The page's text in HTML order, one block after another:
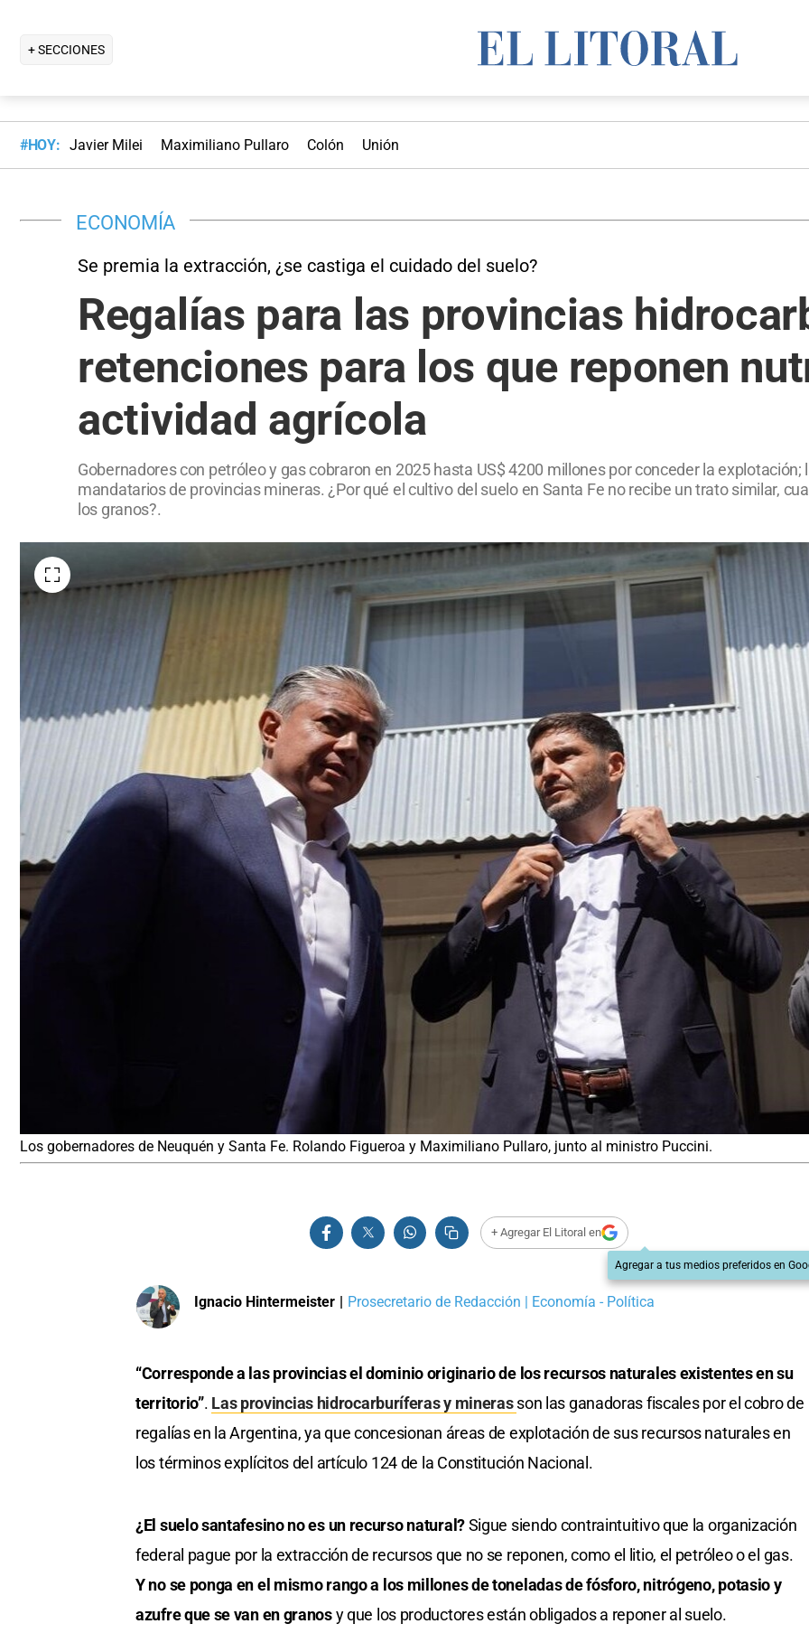
+ SECCIONES
#HOY: Javier Milei Maximiliano Pullaro Colón Unión
ECONOMÍA
Se premia la extracción, ¿se castiga el cuidado del suelo?
Regalías para las provincias
retenciones para los que reponen
actividad agrícola
Gobernadores con petróleo y gas cobraron en 2025 hasta US$ 4200 millones por conceder la
mandatarios de provincias mineras. ¿Por qué el cultivo del suelo en Santa Fe no recibe un trato similar,
los granos?.
Los gobernadores de Neuquén y Santa Fe. Rolando Figueroa y Maximiliano Pullaro, junto al ministro Puccini.
+ Agregar El Litoral en
Agregar a tus medios preferidos en
Ignacio Hintermeister | Prosecretario de Redacción | Economía - Política
“Corresponde a las provincias el dominio originario de los recursos naturales existentes en su
territorio”. Las provincias hidrocarburíferas y minerasson las ganadoras fiscales por el cobro de
regalías en la Argentina, ya que concesionan áreas de explotación de sus recursos naturales en
los términos explícitos del artículo 124 de la Constitución Nacional.
¿El suelo santafesino no es un recurso natural?Sigue siendo contraintuitivo que la organización
federal pague por la extracción de recursos que no se reponen, como el litio, el petróleo o el gas.
Y no se ponga en el mismo rango a los millones de toneladas de fósforo, nitrógeno, potasio y
azufre que se van en granosy que los productores están obligados a reponer al suelo.